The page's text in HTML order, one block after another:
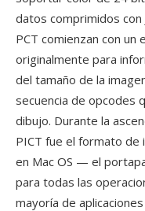
datos comprimidos con
PCT comienzan con
originalmente para
del tamaño de la
secuencia de opcodes
dibujo. Durante la
PICT fue el formato de
en Mac OS — el
para todas las
mayoría de